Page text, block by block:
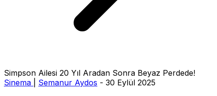
Simpson Ailesi 20 Yıl Aradan Sonra Beyaz Perdede!
Sinema
Semanur Aydos - 30 Eylül 2025